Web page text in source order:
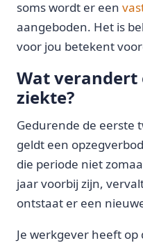
soms wordt er een
aangeboden. Het is
voor jou betekent
Wat
ziekte?
Gedurende de eerste
geldt een
die periode niet
jaar voorbij zijn,
ontstaat er een
Je werkgever heeft